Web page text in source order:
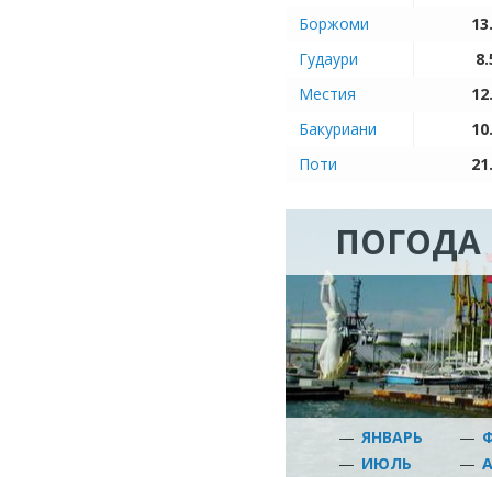
Боржоми
Гудаури
Местия
Бакуриани
Поти
ПОГОДА
— ЯНВАРЬ —
— ИЮЛЬ —